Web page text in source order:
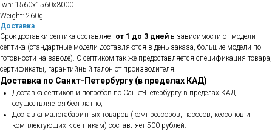
lwh: 1560x1560x3000
Weight: 260g
Доставка
Срок доставки септика составляет от 1 до 3 дней в зависимости от модели
септика (стандартные модели доставляются в день заказа, большие модели по
готовности на заводе). С септиком так же предоставляется спецификация товара,
сертификаты, гарантийный талон от производителя.
Доставка по Санкт-Петербургу (в пределах КАД)
Доставка септиков и погребов по Санкт-Петербургу в пределах КАД
осуществляется бесплатно;
Доставка малогабаритных товаров (компрессоров, насосов, кессонов и
комплектующих к септикам) составляет 500 рублей.